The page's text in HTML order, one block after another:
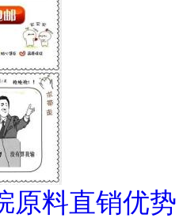
原料直销优势